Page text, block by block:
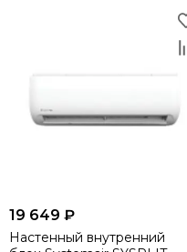
19 649 ₽
Настенный внутренний